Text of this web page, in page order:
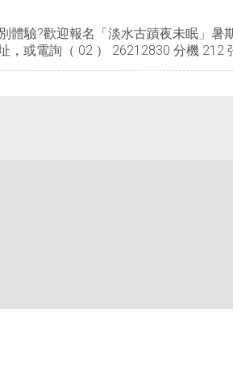
驗?歡迎報名「淡水古蹟夜未眠」暑
或電詢（ 02 ） 26212830 分機 212